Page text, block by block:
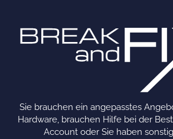
Sie brauchen ein angepasstes
Hardware, brauchen Hilfe bei der
Account oder Sie haben